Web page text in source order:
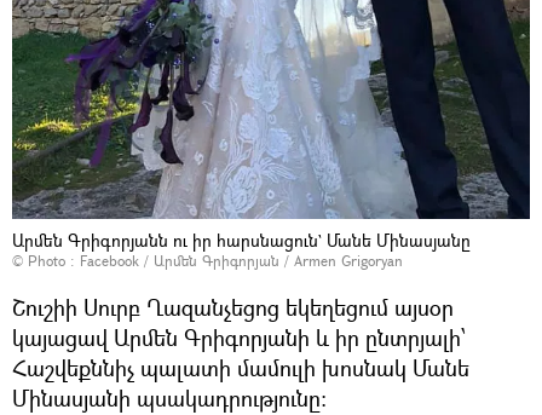
Արմեն Գրիգորյանն ու իր հարսնացուն` Մանե Մինասյանը
© Photo : Facebook / Արմեն Գրիգորյան / Armen Grigoryan
Շուշիի Սուրբ Ղազանչեցոց եկեղեցում այսօր
կայացավ Արմեն Գրիգորյանի և իր ընտրյալի՝
Հաշվեքննիչ պալատի մամուլի խոսնակ Մանե
Մինասյանի պսակադրությունը: